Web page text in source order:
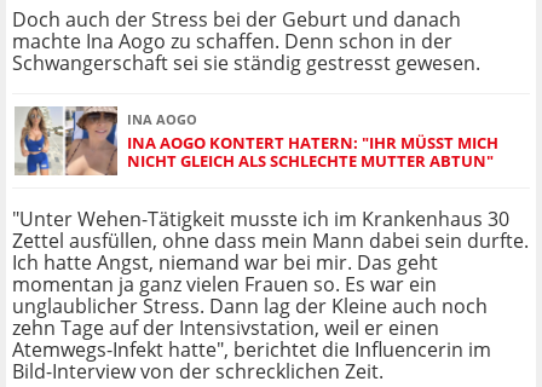
Doch auch der Stress bei der Geburt und danach
machte Ina Aogo zu schaffen. Denn schon in der
Schwangerschaft sei sie ständig gestresst gewesen.
INA AOGO
INA AOGO KONTERT HATERN: "IHR MÜSST MICH
NICHT GLEICH ALS SCHLECHTE MUTTER ABTUN"
"Unter Wehen-Tätigkeit musste ich im Krankenhaus 30
Zettel ausfüllen, ohne dass mein Mann dabei sein durfte.
Ich hatte Angst, niemand war bei mir. Das geht
momentan ja ganz vielen Frauen so. Es war ein
unglaublicher Stress. Dann lag der Kleine auch noch
zehn Tage auf der Intensivstation, weil er einen
Atemwegs-Infekt hatte", berichtet die Influencerin im
Bild-Interview von der schrecklichen Zeit.